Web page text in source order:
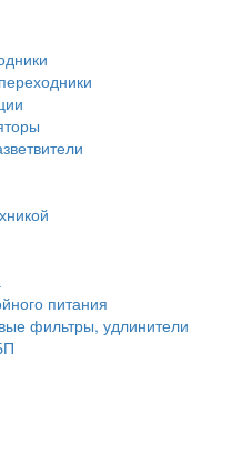
питания
фильтры, удлинители